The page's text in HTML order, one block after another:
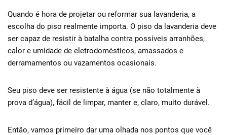
Quando é hora de projetar ou reformar sua lavanderia, a
escolha do piso realmente importa. O piso da lavanderia deve
ser capaz de resistir à batalha contra possíveis arranhões,
calor e umidade de eletrodomésticos, amassados ​​e
derramamentos ou vazamentos ocasionais.
Seu piso deve ser resistente à água (se não totalmente à
prova d’água), fácil de limpar, manter e, claro, muito durável.
Então, vamos primeiro dar uma olhada nos pontos que você